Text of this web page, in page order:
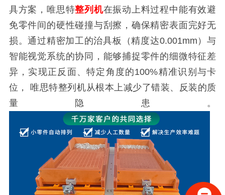
具方案，唯思特整列机在振动上料过程中能有效避
免零件间的硬性碰撞与刮擦，确保精密表面完好无
损。通过精密加工的治具板（精度达0.001mm ）与
智能视觉系统的协同，能够捕捉零件的细微特征差
异，实现正反面、特定角度的100%精准识别与卡
位，唯思特整列机从根本上减少了错装、反装的质
量隐患。